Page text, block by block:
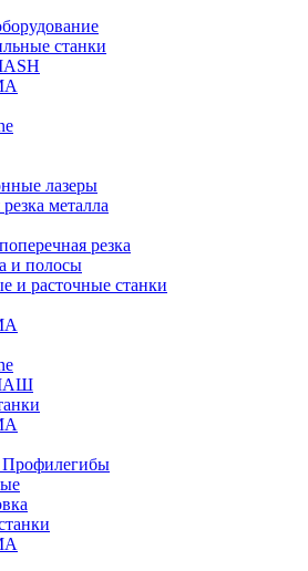
станки
лазеры
металла
резка
и полосы
и расточные станки